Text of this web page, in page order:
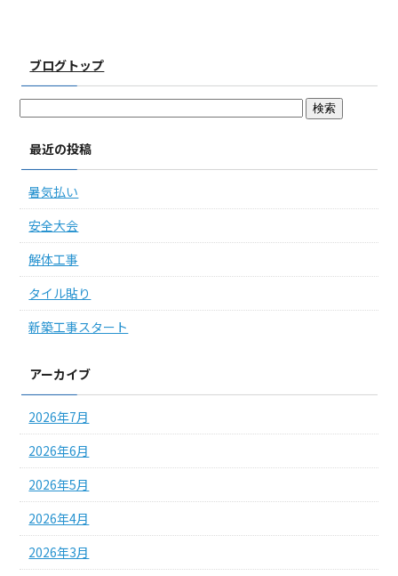
ブログトップ
最近の投稿
暑気払い
安全大会
解体工事
タイル貼り
新築工事スタート
アーカイブ
2026年7月
2026年6月
2026年5月
2026年4月
2026年3月